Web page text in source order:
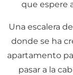
que espere
Una escalera
donde se ha
apartamento
pasar a la